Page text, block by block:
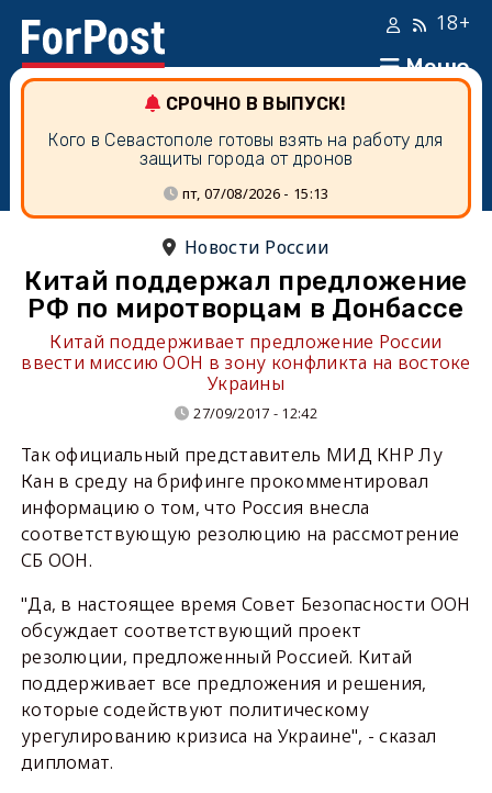
Меню
18+
СРОЧНО В ВЫПУСК!
Кого в Севастополе готовы взять на работу для
защиты города от дронов
пт, 07/08/2026 - 15:13
Новости России
Китай поддержал предложение
РФ по миротворцам в Донбассе
Китай поддерживает предложение России
ввести миссию ООН в зону конфликта на востоке
Украины
27/09/2017 - 12:42
Так официальный представитель МИД КНР Лу
Кан в среду на брифинге прокомментировал
информацию о том, что Россия внесла
соответствующую резолюцию на рассмотрение
СБ ООН.
"Да, в настоящее время Совет Безопасности ООН
обсуждает соответствующий проект
резолюции, предложенный Россией. Китай
поддерживает все предложения и решения,
которые содействуют политическому
урегулированию кризиса на Украине", - сказал
дипломат.